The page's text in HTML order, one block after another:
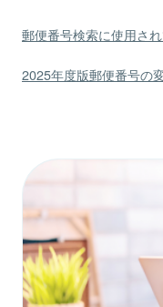
郵便番号検索に使用さ
2025年度版郵便番号の